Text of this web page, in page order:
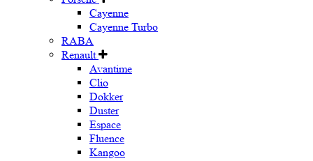
Cayenne
Cayenne Turbo
RABA
Renault
Avantime
Clio
Dokker
Duster
Espace
Fluence
Kangoo